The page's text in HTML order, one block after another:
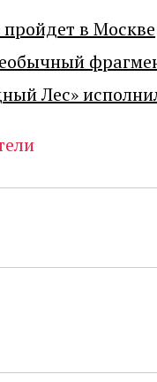
в Москве
Лес»